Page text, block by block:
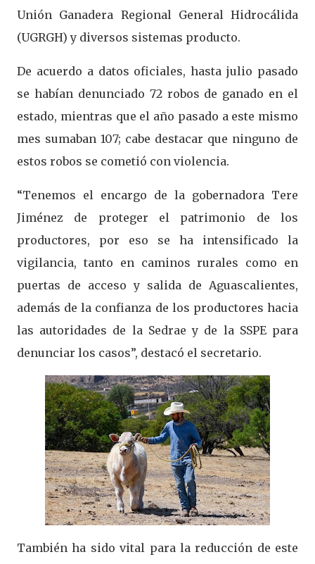
Unión Ganadera Regional General Hidrocálida
(UGRGH) y diversos sistemas producto.
De acuerdo a datos oficiales, hasta julio pasado
se habían denunciado 72 robos de ganado en el
estado, mientras que el año pasado a este mismo
mes sumaban 107; cabe destacar que ninguno de
estos robos se cometió con violencia.
“Tenemos el encargo de la gobernadora Tere
Jiménez de proteger el patrimonio de los
productores, por eso se ha intensificado la
vigilancia, tanto en caminos rurales como en
puertas de acceso y salida de Aguascalientes,
además de la confianza de los productores hacia
las autoridades de la Sedrae y de la SSPE para
denunciar los casos”, destacó el secretario.
También ha sido vital para la reducción de este